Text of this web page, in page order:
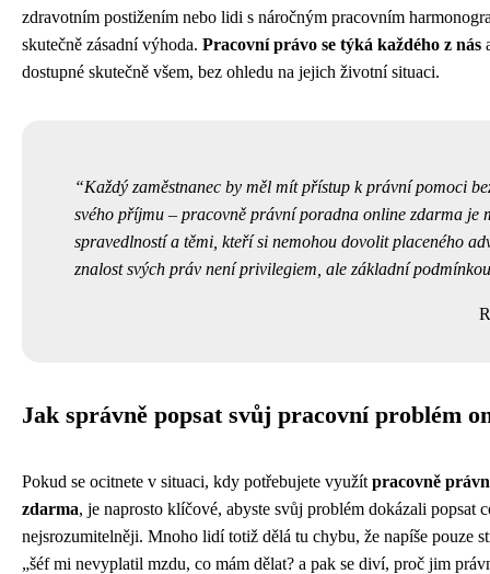
zdravotním postižením nebo lidi s náročným pracovním
skutečně zásadní výhoda. Pracovní právo se týká každého z nás
dostupné skutečně všem, bez ohledu na jejich životní situaci.
Každý zaměstnanec by měl mít přístup k právní pomoci
svého příjmu – pracovně právní poradna online zdarma je
spravedlností a těmi, kteří si nemohou dovolit placeného
znalost svých práv není privilegiem, ale základní
Jak správně popsat svůj pracovní problém
Pokud se ocitnete v situaci, kdy potřebujete využít pracovně
zdarma, je naprosto klíčové, abyste svůj problém dokázali popsat
nejsrozumitelněji. Mnoho lidí totiž dělá tu chybu, že napíše pouze
„šéf mi nevyplatil mzdu, co mám dělat? a pak se diví, proč jim